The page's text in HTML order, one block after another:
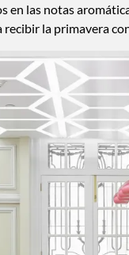
en las notas
la primavera